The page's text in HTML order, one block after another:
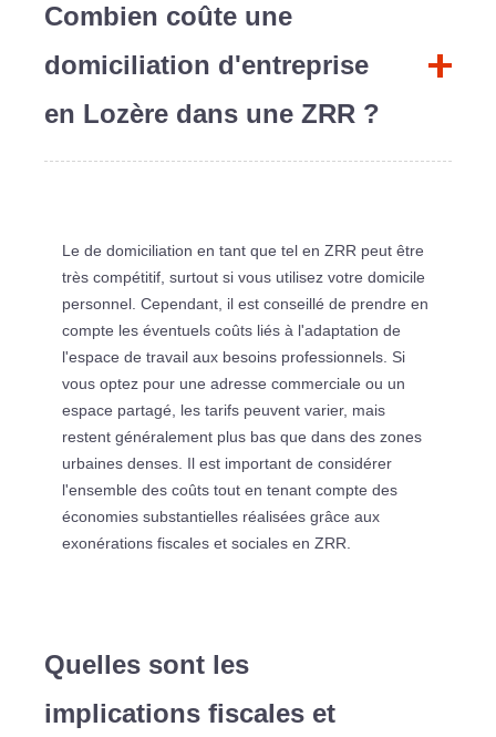
Combien coûte une
domiciliation d'entreprise
en Lozère dans une ZRR ?
Le de domiciliation en tant que tel en ZRR peut être
très compétitif, surtout si vous utilisez votre domicile
personnel. Cependant, il est conseillé de prendre en
compte les éventuels coûts liés à l'adaptation de
l'espace de travail aux besoins professionnels. Si
vous optez pour une adresse commerciale ou un
espace partagé, les tarifs peuvent varier, mais
restent généralement plus bas que dans des zones
urbaines denses. Il est important de considérer
l'ensemble des coûts tout en tenant compte des
économies substantielles réalisées grâce aux
exonérations fiscales et sociales en ZRR.
Quelles sont les
implications fiscales et